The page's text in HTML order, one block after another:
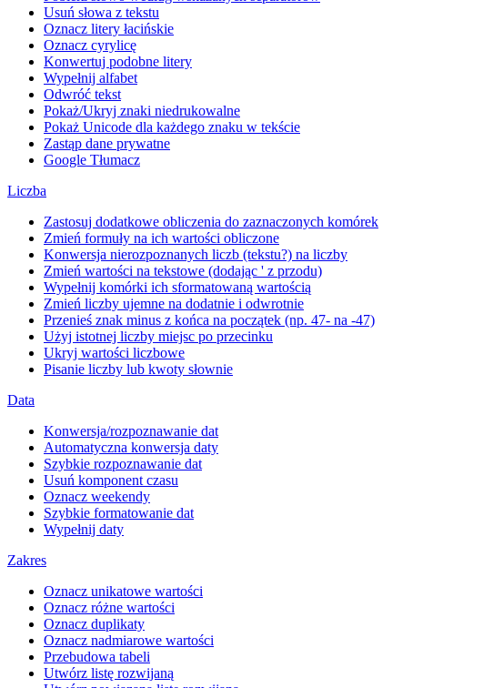
Usuń słowa z tekstu
Oznacz litery łacińskie
Oznacz cyrylicę
Konwertuj podobne litery
Wypełnij alfabet
Odwróć tekst
Pokaż/Ukryj znaki niedrukowalne
Pokaż Unicode dla każdego znaku w tekście
Zastąp dane prywatne
Google Tłumacz
Liczba
Zastosuj dodatkowe obliczenia do zaznaczonych komórek
Zmień formuły na ich wartości obliczone
Konwersja nierozpoznanych liczb (tekstu?) na liczby
Zmień wartości na tekstowe (dodając ' z przodu)
Wypełnij komórki ich sformatowaną wartością
Zmień liczby ujemne na dodatnie i odwrotnie
Przenieś znak minus z końca na początek (np. 47- na -47)
Użyj istotnej liczby miejsc po przecinku
Ukryj wartości liczbowe
Pisanie liczby lub kwoty słownie
Data
Konwersja/rozpoznawanie dat
Automatyczna konwersja daty
Szybkie rozpoznawanie dat
Usuń komponent czasu
Oznacz weekendy
Szybkie formatowanie dat
Wypełnij daty
Zakres
Oznacz unikatowe wartości
Oznacz różne wartości
Oznacz duplikaty
Oznacz nadmiarowe wartości
Przebudowa tabeli
Utwórz listę rozwijaną